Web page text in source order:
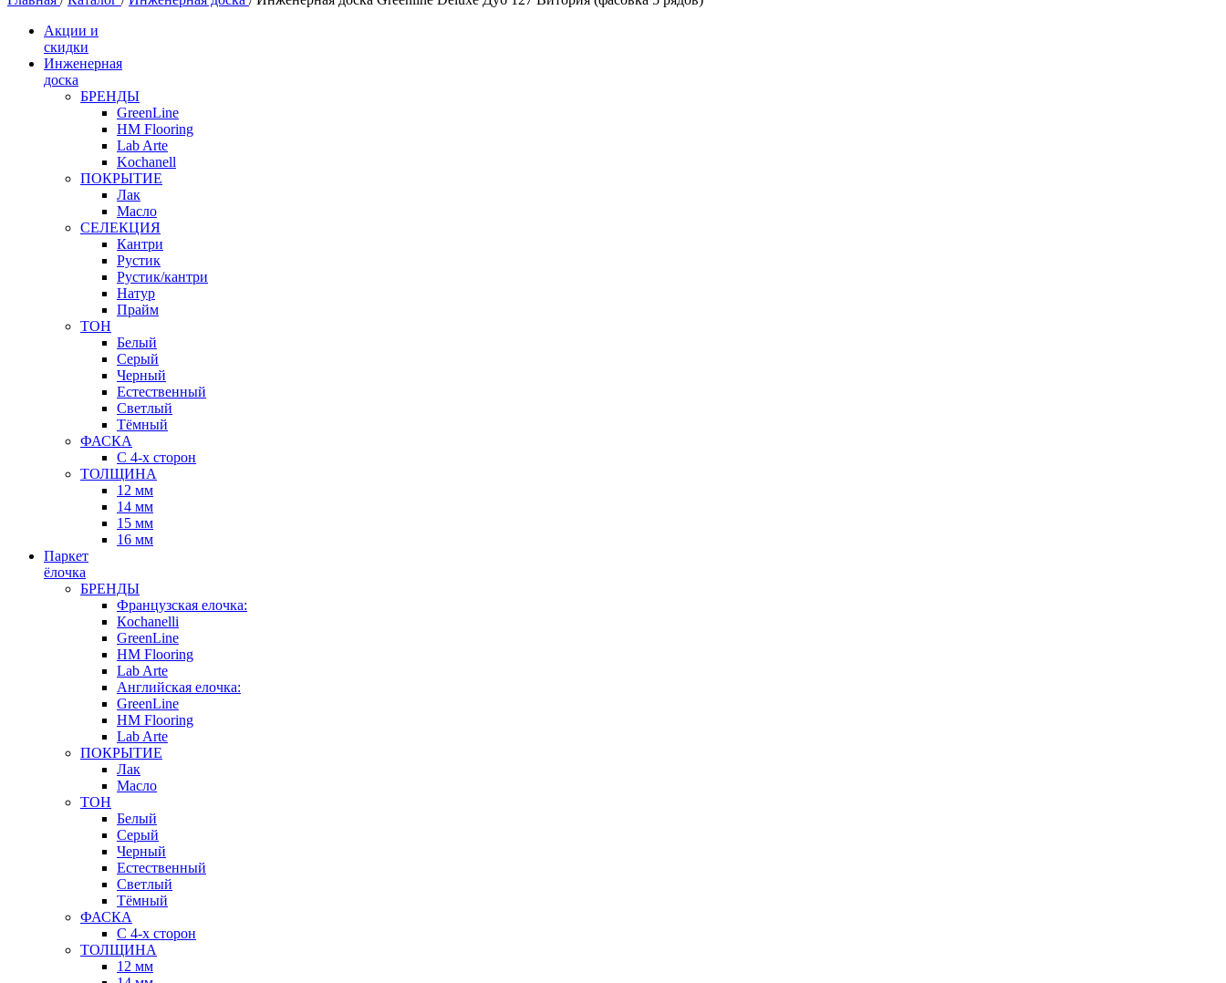
Акции и
скидки
Инженерная
доска
БРЕНДЫ
GreenLine
HM Flooring
Lab Arte
Kochanell
ПОКРЫТИЕ
Лак
Масло
СЕЛЕКЦИЯ
Кантри
Рустик
Рустик/кантри
Натур
Прайм
ТОН
Белый
Серый
Черный
Естественный
Светлый
Тёмный
ФАСКА
С 4-х сторон
ТОЛЩИНА
12 мм
14 мм
15 мм
16 мм
Паркет
ёлочка
БРЕНДЫ
Французская елочка:
Кochanelli
GreenLine
HM Flooring
Lab Arte
Английская елочка:
GreenLine
HM Flooring
Lab Arte
ПОКРЫТИЕ
Лак
Масло
ТОН
Белый
Серый
Черный
Естественный
Светлый
Тёмный
ФАСКА
С 4-х сторон
ТОЛЩИНА
12 мм